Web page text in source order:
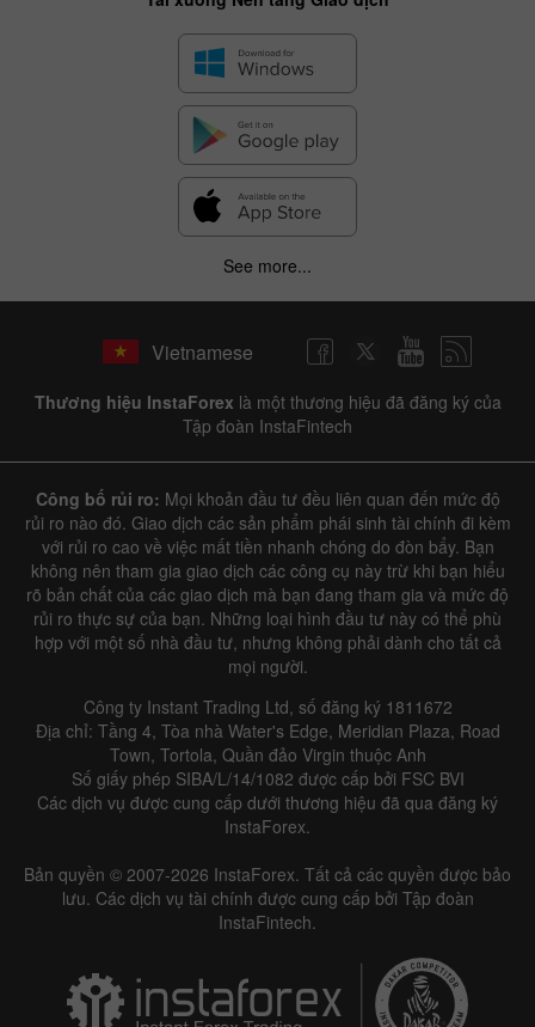
Hide chart
1 year / 2 years / 3 years / 4 years| Actual Forecast Previous|
Data not found
Details about the event
History
Actual Forecast
Data not found
See more...
Vietnamese
Thương hiệu InstaForex là một thương hiệu đã đăng ký của
Tập đoàn InstaFintech
Công bố rủi ro: Mọi khoản đầu tư đều liên quan đến mức độ
rủi ro nào đó. Giao dịch các sản phẩm phái sinh tài chính đi kèm
với rủi ro cao về việc mất tiền nhanh chóng do đòn bẩy. Bạn
không nên tham gia giao dịch các công cụ này trừ khi bạn hiểu
rõ bản chất của các giao dịch mà bạn đang tham gia và mức độ
rủi ro thực sự của bạn. Những loại hình đầu tư này có thể phù
hợp với một số nhà đầu tư, nhưng không phải dành cho tất cả
mọi người.
Công ty Instant Trading Ltd, số đăng ký 1811672
Địa chỉ: Tầng 4, Tòa nhà Water's Edge, Meridian Plaza, Road
Town, Tortola, Quần đảo Virgin thuộc Anh
Số giấy phép SIBA/L/14/1082 được cấp bởi FSC BVI
Các dịch vụ được cung cấp dưới thương hiệu đã qua đăng ký
InstaForex.
Bản quyền © 2007-2026 InstaForex. Tất cả các quyền được bảo
lưu. Các dịch vụ tài chính được cung cấp bởi Tập đoàn
InstaFintech.